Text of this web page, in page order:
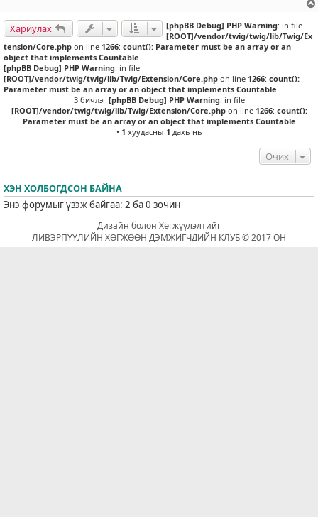
Хариулах [phpBB Debug] PHP Warning: in file
[ROOT]/vendor/twig/twig/lib/Twig/Ex
tension/Core.php on line 1266: count(): Parameter must be an array or an
object that implements Countable
[phpBB Debug] PHP Warning: in file
[ROOT]/vendor/twig/twig/lib/Twig/Extension/Core.php on line 1266: count():
Parameter must be an array or an object that implements Countable
3 бичлэг [phpBB Debug] PHP Warning: in file
[ROOT]/vendor/twig/twig/lib/Twig/Extension/Core.phpon line 1266: count():
Parameter must be an array or an object that implements Countable
• 1 хуудасны 1 дахь нь
Очих
ХЭН ХОЛБОГДСОН БАЙНА
Энэ форумыг үзэж байгаа: 2 ба 0 зочин
Дизайн болон Хөгжүүлэлтийг
ЛИВЭРПҮҮЛИЙН ХӨГЖӨӨН ДЭМЖИГЧДИЙН КЛУБ © 2017 ОН